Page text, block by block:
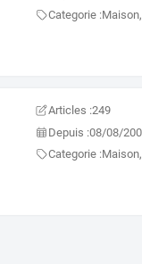
Categorie :
Articles :249
Depuis :08/08/
Categorie :